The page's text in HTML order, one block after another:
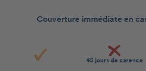
Couverture immédiate en
45 jours de carence